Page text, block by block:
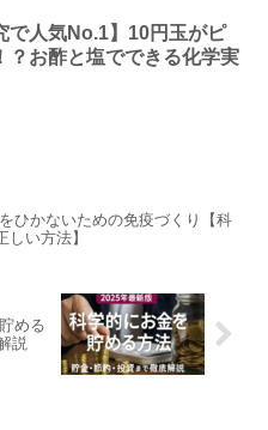
で人気No.1】10円玉がピ
？お酢と塩でできる化学実
ひかないための免疫づくり【科
しい方法】
める
説